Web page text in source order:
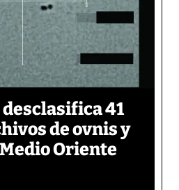
41
de ovnis y
Oriente